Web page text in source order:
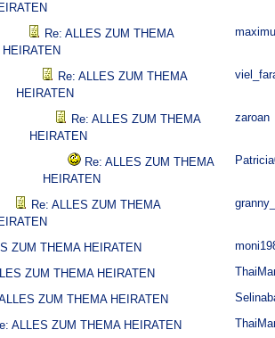
Re: ALLES ZUM THEMA
HEIRATEN
Re: ALLES ZUM THEMA
HEIRATEN
Re: ALLES ZUM THEMA
HEIRATEN
zaroan
Re: ALLES ZUM THEMA
HEIRATEN
Re: ALLES ZUM THEMA
ZUM THEMA HEIRATEN
ZUM THEMA HEIRATEN
ZUM THEMA HEIRATEN
ALLES ZUM THEMA HEIRATEN